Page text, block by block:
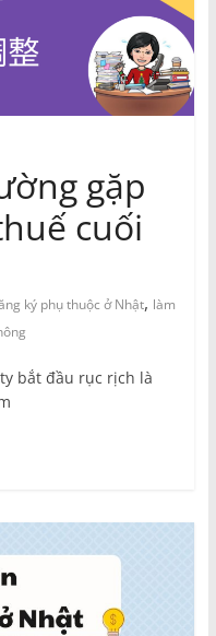
gặp
cuối
ký phụ thuộc ở Nhật, làm
bắt đầu rục rịch là